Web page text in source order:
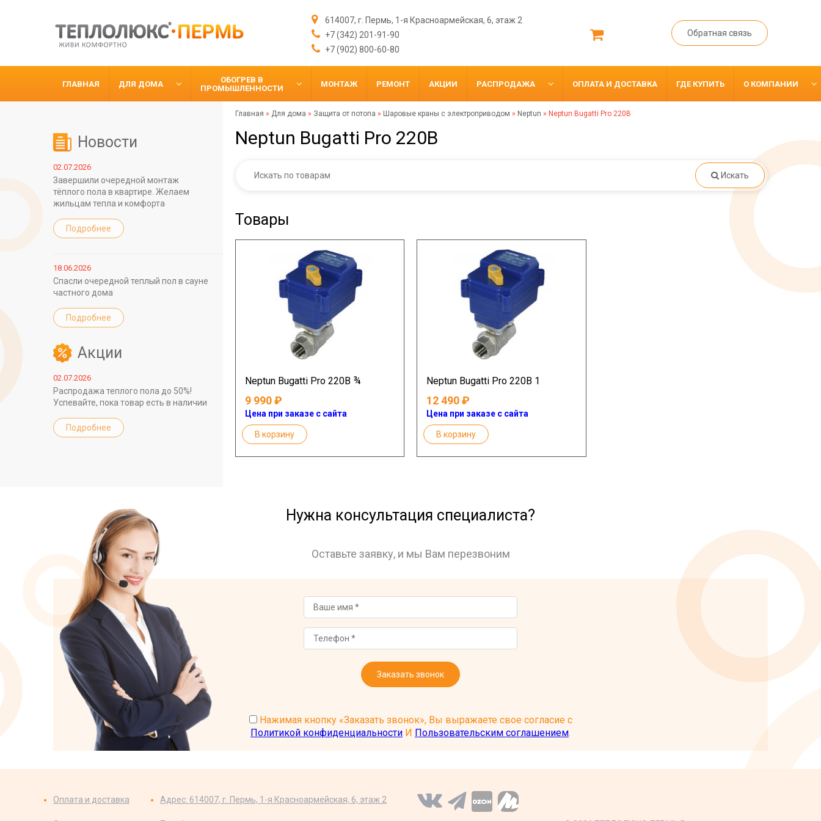
614007, г. Пермь, 1-я Красноармейская, 6, этаж 2
+7 (342) 201-91-90
+7 (902) 800-60-80
Обратная связь
ГЛАВНАЯ ДЛЯ ДОМА
ОБОГРЕВ В
ПРОМЫШЛЕННОСТИ
МОНТАЖ РЕМОНТ АКЦИИ РАСПРОДАЖА ОПЛАТА И ДОСТАВКА ГДЕ КУПИТЬ О КОМПАНИИ
Новости
02.07.2026
Завершили очередной монтаж
тёплого пола в квартире. Желаем
жильцам тепла и комфорта
Подробнее
18.06.2026
Спасли очередной теплый пол в сауне
частного дома
Подробнее
Акции
02.07.2026
Распродажа теплого пола до 50%!
Успевайте, пока товар есть в наличии
Подробнее
Главная » Для дома » Защита от потопа » Шаровые краны с электроприводом » Neptun » Neptun Bugatti Pro 220В
Neptun Bugatti Pro 220В
Искать
Товары
Neptun Bugatti Pro 220В ¾
9 990
Цена при заказе с сайта
В корзину
Neptun Bugatti Pro 220В 1
12 490
Цена при заказе с сайта
В корзину
Нужна консультация специалиста?
Оставьте заявку, и мы Вам перезвоним
Заказать звонок
Нажимая кнопку «Заказать звонок», Вы выражаете свое согласие с
Политикой конфиденциальности И Пользовательским соглашением.
Оплата и доставка Адрес: 614007, г. Пермь, 1-я Красноармейская, 6, этаж 2